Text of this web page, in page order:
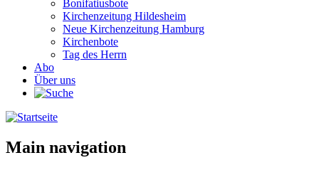
Bonifatiusbote
Kirchenzeitung Hildesheim
Neue Kirchenzeitung Hamburg
Kirchenbote
Tag des Herrn
Abo
Über uns
Main navigation